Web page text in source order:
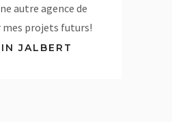
autre agence de
mes projets futurs!
JALBERT